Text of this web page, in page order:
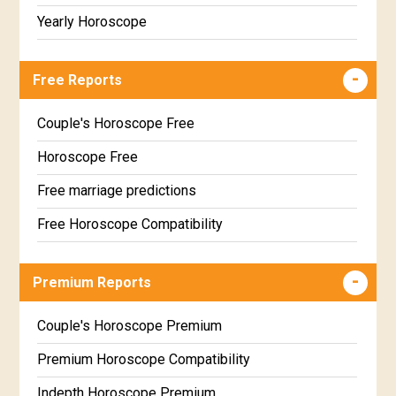
Yearly Horoscope
Free Reports
Couple's Horoscope Free
Horoscope Free
Free marriage predictions
Free Horoscope Compatibility
Wealth & Fortune Horoscope Free
Free Daily Rashiphal
Free Weekly Rashifal
Free Star Horoscope
Premium Reports
Couple's Horoscope Premium
Premium Horoscope Compatibility